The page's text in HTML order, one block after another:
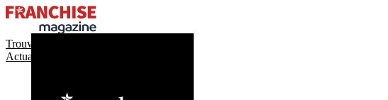
Trouver ma franchise
Actualités de la franchise